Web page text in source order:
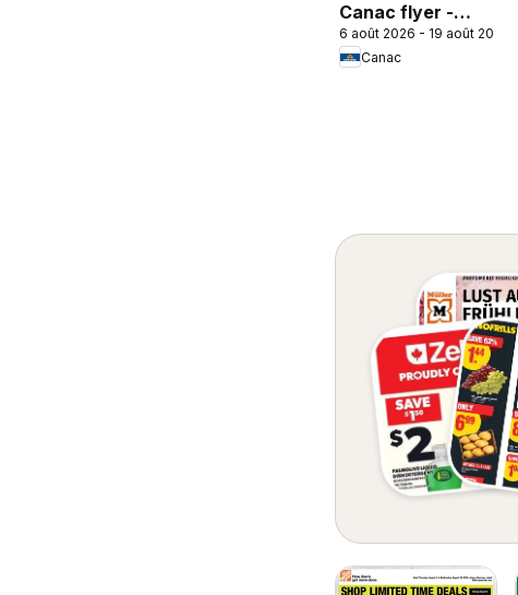
Canac flyer -
Back to school
6 août 2026 - 19 août 2026
Canac